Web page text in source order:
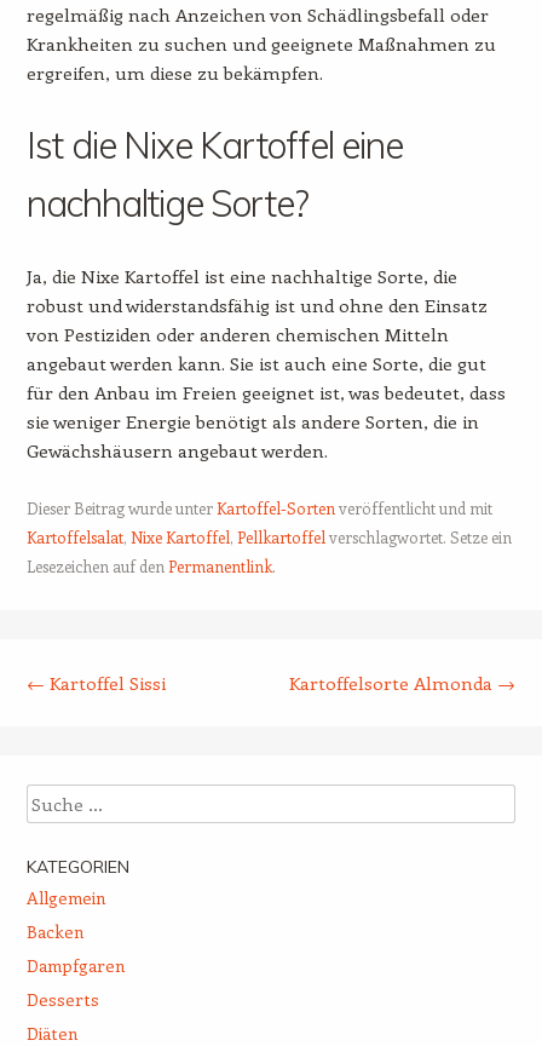
regelmäßig nach Anzeichen von Schädlingsbefall oder
Krankheiten zu suchen und geeignete Maßnahmen zu
ergreifen, um diese zu bekämpfen.
Ist die Nixe Kartoffel eine
nachhaltige Sorte?
Ja, die Nixe Kartoffel ist eine nachhaltige Sorte, die
robust und widerstandsfähig ist und ohne den Einsatz
von Pestiziden oder anderen chemischen Mitteln
angebaut werden kann. Sie ist auch eine Sorte, die gut
für den Anbau im Freien geeignet ist, was bedeutet, dass
sie weniger Energie benötigt als andere Sorten, die in
Gewächshäusern angebaut werden.
Dieser Beitrag wurde unterKartoffel-Sorten veröffentlicht und mit
Kartoffelsalat, Nixe Kartoffel, Pellkartoffel verschlagwortet. Setze ein
Lesezeichen auf den Permanentlink.
← Kartoffel Sissi Kartoffelsorte Almonda →
Suche
KATEGORIEN
Allgemein
Backen
Dampfgaren
Desserts
Diäten